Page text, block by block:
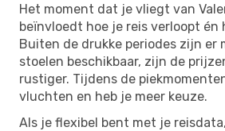
Het moment dat je vliegt van
beïnvloedt hoe je reis verloopt én
Buiten de drukke periodes zijn er
stoelen beschikbaar, zijn de
rustiger. Tijdens de
vluchten en heb je meer keuze.
Als je flexibel bent met je